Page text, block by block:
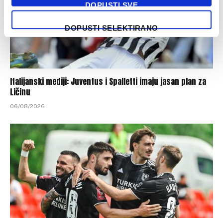
DOPUSTI SVE
DOPUSTI SELEKTIRANO
Italijanski mediji: Juventus i Spalletti imaju jasan plan za
Ličinu
06/08/2026